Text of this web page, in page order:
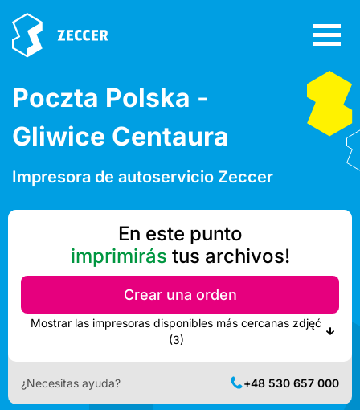
Poczta Polska -
Gliwice Centaura
Impresora de autoservicio Zeccer
En este punto
imprimirás tus archivos!
Crear una orden
Mostrar las impresoras disponibles más cercanas zdjęć
(3)
¿Necesitas ayuda? +48 530 657 000